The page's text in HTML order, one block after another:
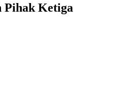
Pihak Ketiga